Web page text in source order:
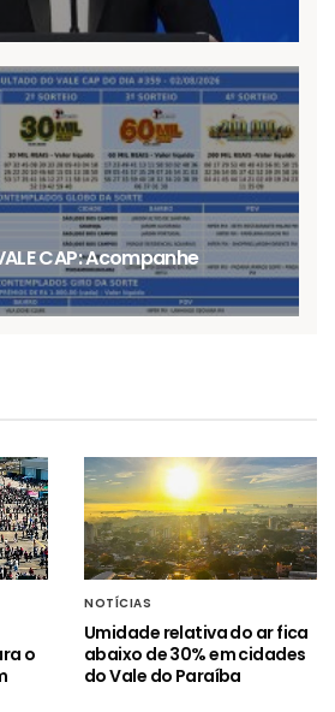
CAP: Acompanhe
o
NOTÍCIAS
Umidade relativa do ar fica
abaixo de 30% em cidades
do Vale do Paraíba